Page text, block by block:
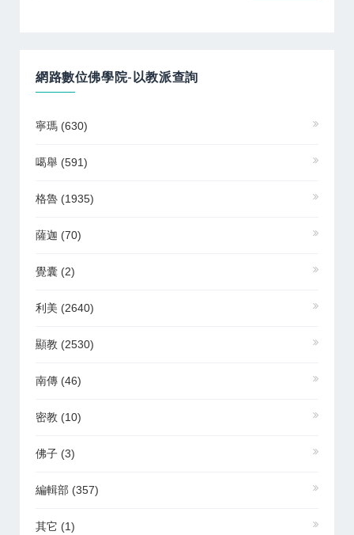
網路數位佛學院-以教派查詢
寧瑪 (630)
噶舉 (591)
格魯 (1935)
薩迦 (70)
覺囊 (2)
利美 (2640)
顯教 (2530)
南傳 (46)
密教 (10)
佛子 (3)
編輯部 (357)
其它 (1)